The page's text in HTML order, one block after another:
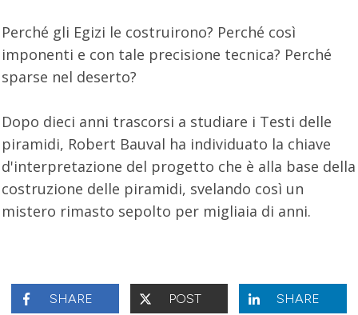
Perché gli Egizi le costruirono? Perché così
imponenti e con tale precisione tecnica? Perché
sparse nel deserto?
Dopo dieci anni trascorsi a studiare i Testi delle
piramidi, Robert Bauval ha individuato la chiave
d'interpretazione del progetto che è alla base della
costruzione delle piramidi, svelando così un
mistero rimasto sepolto per migliaia di anni.
SHARE POST SHARE